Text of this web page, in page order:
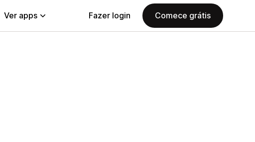
Ver apps Fazer login Comece grátis